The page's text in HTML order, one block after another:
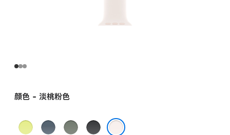
颜色 - 淡桃粉色
霓
铁
灰
黑